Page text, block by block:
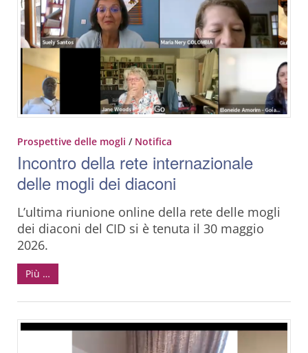
Prospettive delle mogli / Notifica
Incontro della rete internazionale
delle mogli dei diaconi
L’ultima riunione online della rete delle mogli
dei diaconi del CID si è tenuta il 30 maggio
2026.
Più …